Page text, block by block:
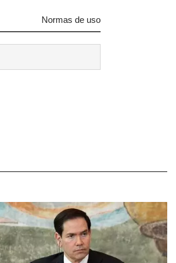
Normas de uso